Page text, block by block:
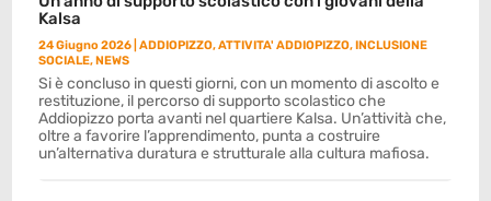
Kalsa
24 Giugno 2026 |ADDIOPIZZO,ATTIVITA' ADDIOPIZZO,INCLUSIONE
SOCIALE,NEWS
Si è concluso in questi giorni, con un momento di ascolto e
restituzione, il percorso di supporto scolastico che
Addiopizzo porta avanti nel quartiere Kalsa. Un’attività che,
oltre a favorire l’apprendimento, punta a costruire
un’alternativa duratura e strutturale alla cultura mafiosa.